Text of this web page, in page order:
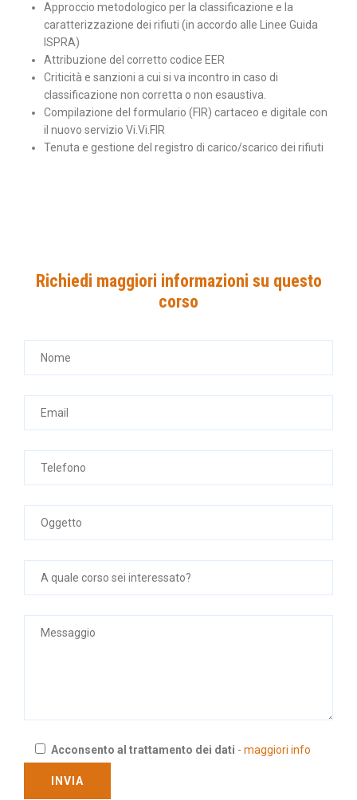
Approccio metodologico per la classificazione e la
caratterizzazione dei rifiuti (in accordo alle Linee Guida
ISPRA)
Attribuzione del corretto codice EER
Criticità e sanzioni a cui si va incontro in caso di
classificazione non corretta o non esaustiva.
Compilazione del formulario (FIR) cartaceo e digitale con
il nuovo servizio Vi.Vi.FIR
Tenuta e gestione del registro di carico/scarico dei rifiuti
Richiedi maggiori informazioni su questo
corso
Acconsento al trattamento dei dati -maggiori info